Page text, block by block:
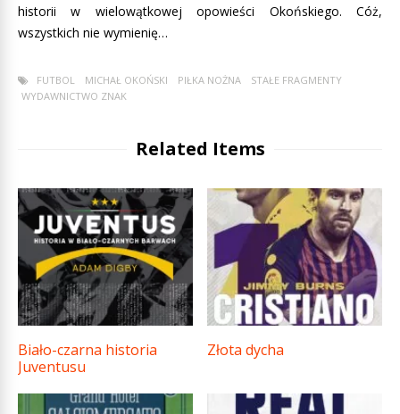
historii w wielowątkowej opowieści Okońskiego. Cóż,
wszystkich nie wymienię…
FUTBOL MICHAŁ OKOŃSKI PIŁKA NOŻNA
STAŁE FRAGMENTY
WYDAWNICTWO ZNAK
Related Items
Biało-czarna historia
Juventusu
Złota dycha